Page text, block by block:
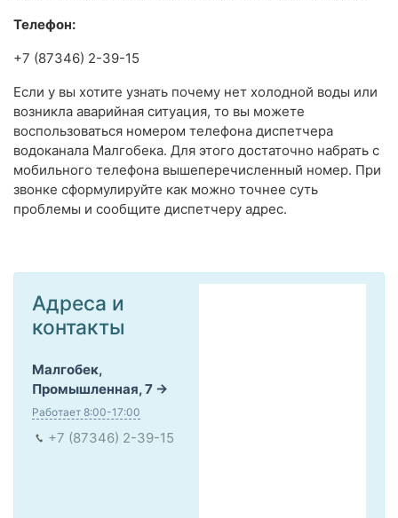
Телефон:
+7 (87346) 2-39-15
Если у вы хотите узнать почему нет холодной воды или
возникла аварийная ситуация, то вы можете
воспользоваться номером телефона диспетчера
водоканала Малгобека. Для этого достаточно набрать с
мобильного телефона вышеперечисленный номер. При
звонке сформулируйте как можно точнее суть
проблемы и сообщите диспетчеру адрес.
Адреса и
контакты
Малгобек,
Промышленная, 7
Работает 8:00-17:00
+7 (87346) 2-39-15